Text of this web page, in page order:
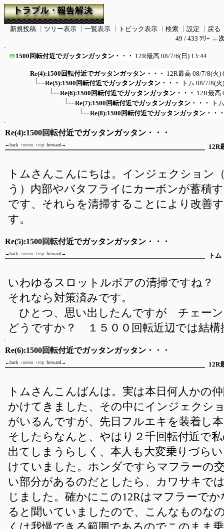
新規投稿 ツリー表示 一覧表示 トピック表示 検索 設定
戻る
49 / 433 ﾂﾘｰ ←
1500回転付近でガッタンガッタン・・・ 12R最高 08/7/6(日) 13:44
Re(4):1500回転付近でガッタンガッタン・・・ 12R最高 08/7/8(火)
Re(5):1500回転付近でガッタンガッタン・・・
トム 08/7/8(火
Re(6):1500回転付近でガッタンガッタン・・・ 12R最高
Re(7):1500回転付近でガッタンガッタン・・・
トム
Re(8):1500回転付近でガッタンガッタン・・
Re(4):1500回転付近でガッタンガッタン・・・
←back ↑menu ↑top forward→ 12R
トムさんこんにちは。インジェクション
う）内部やバタフライにカーボンが蓄積
です、それらを清掃することにより改善
す。
Re(5):1500回転付近でガッタンガッタン・・・
←back ↑menu ↑top forward→ トム
いわゆるスロットルボアの清掃ですね？
それなら対策済みです。
ひとつ、思い出したんですが チェー
どうですか？ １５００回転近辺では結構
Re(6):1500回転付近でガッタンガッタン・・・
←back ↑menu ↑top forward→ 12R
トムさんこんばんは。実は本日何人かの
かけてきました、その中にインジェクシ
がいるんですが、先日フルエキを装着し
そしたらなんと、やはり２千回転付近で
出てしまうらしく、本人も大変乗りづら
けていました。ホンダですらマフラーの
い部分があるのだとしたら、カワサキで
じました。確かにこの12Rはマフラーで
ると聞いていましたので、こんなものな